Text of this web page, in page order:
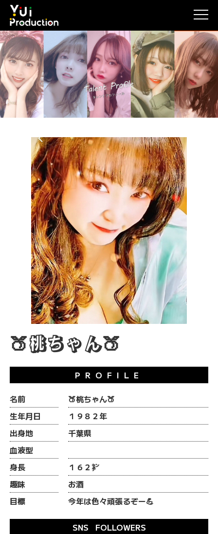
🍑桃ちゃん🍑
名前
🍑桃ちゃん🍑
生年月日
１９８２年
出身地
千葉県
血液型
身長
１６２㌢
趣味
お酒
目標
今年は色々頑張るぞー💪
PROFILE
SNS FOLLOWERS